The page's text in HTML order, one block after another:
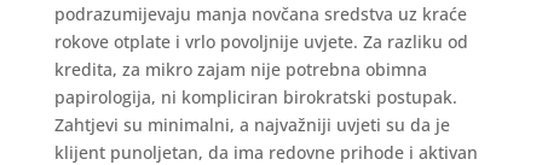
podrazumijevaju manja novčana sredstva uz kraće
rokove otplate i vrlo povoljnije uvjete. Za razliku od
kredita, za mikro zajam nije potrebna obimna
papirologija, ni kompliciran birokratski postupak.
Zahtjevi su minimalni, a najvažniji uvjeti su da je
klijent punoljetan, da ima redovne prihode i aktivan